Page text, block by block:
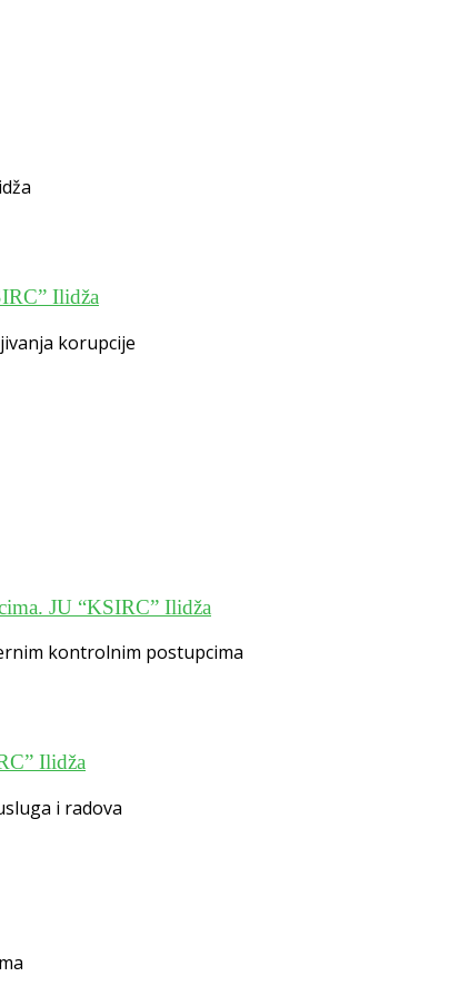
Ilidža
korupcije
JU “KSIRC” Ilidža
kontrolnim postupcima
Ilidža
i radova